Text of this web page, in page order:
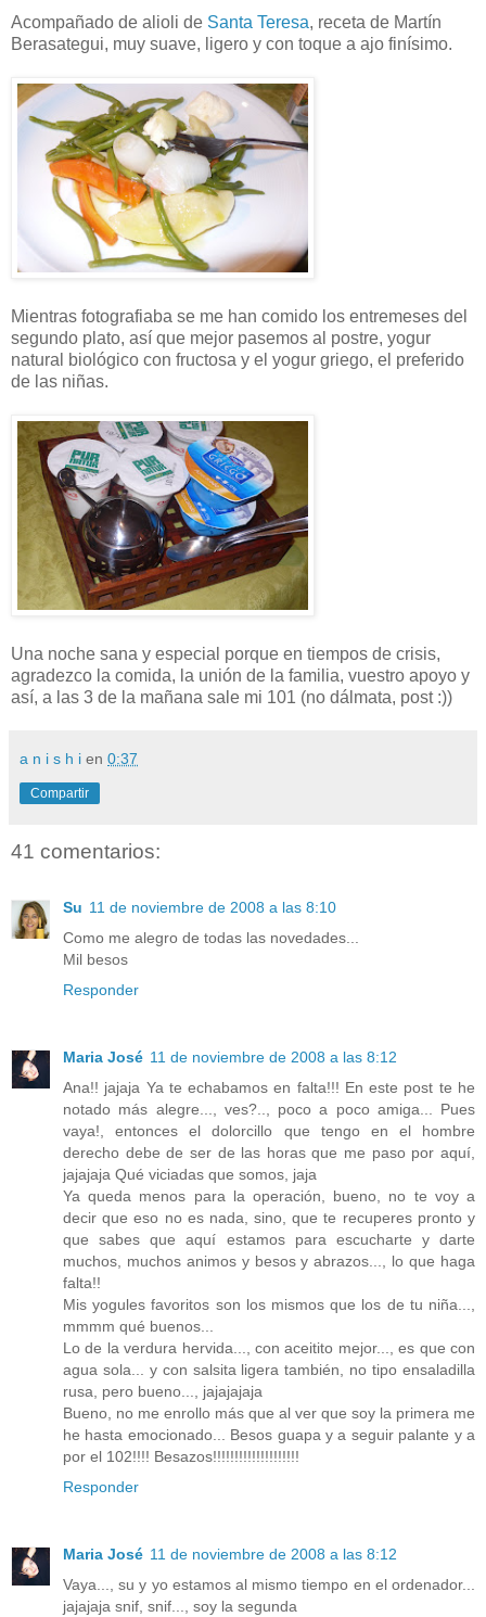
Acompañado de alioli de Santa Teresa, receta de Martín
Berasategui, muy suave, ligero y con toque a ajo finísimo.
Mientras fotografiaba se me han comido los entremeses del
segundo plato, así que mejor pasemos al postre, yogur
natural biológico con fructosa y el yogur griego, el preferido
de las niñas.
Una noche sana y especial porque en tiempos de crisis,
agradezco la comida, la unión de la familia, vuestro apoyo y
así, a las 3 de la mañana sale mi 101 (no dálmata, post :))
a n i s h i en 0:37
Compartir
41 comentarios:
Su 11 de noviembre de 2008 a las 8:10
Como me alegro de todas las novedades...
Mil besos
Responder
Maria José 11 de noviembre de 2008 a las 8:12
Ana!! jajaja Ya te echabamos en falta!!! En este post te he
notado más alegre..., ves?.., poco a poco amiga... Pues
vaya!, entonces el dolorcillo que tengo en el hombre
derecho debe de ser de las horas que me paso por aquí,
jajajaja Qué viciadas que somos, jaja
Ya queda menos para la operación, bueno, no te voy a
decir que eso no es nada, sino, que te recuperes pronto y
que sabes que aquí estamos para escucharte y darte
muchos, muchos animos y besos y abrazos..., lo que haga
falta!!
Mis yogules favoritos son los mismos que los de tu niña...,
mmmm qué buenos...
Lo de la verdura hervida..., con aceitito mejor..., es que con
agua sola... y con salsita ligera también, no tipo ensaladilla
rusa, pero bueno..., jajajajaja
Bueno, no me enrollo más que al ver que soy la primera me
he hasta emocionado... Besos guapa y a seguir palante y a
por el 102!!!! Besazos!!!!!!!!!!!!!!!!!!!!
Responder
Maria José 11 de noviembre de 2008 a las 8:12
Vaya..., su y yo estamos al mismo tiempo en el ordenador...
jajajaja snif, snif..., soy la segunda